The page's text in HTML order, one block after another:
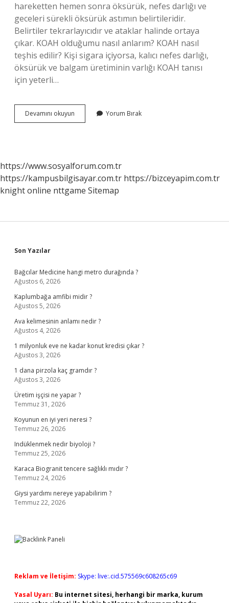
hareketten hemen sonra öksürük, nefes darlığı ve
geceleri sürekli öksürük astımın belirtileridir.
Belirtiler tekrarlayıcıdır ve ataklar halinde ortaya
çıkar. KOAH olduğumu nasıl anlarım? KOAH nasıl
teşhis edilir? Kişi sigara içiyorsa, kalıcı nefes darlığı,
öksürük ve balgam üretiminin varlığı KOAH tanısı
için yeterli…
Devamını okuyun
Ve
Yorum Bırak
https://www.sosyalforum.com.tr
https://kampusbilgisayar.com.tr https://bizceyapim.com.tr
knight online nttgame Sitemap
Sidebar
Son Yazılar
Bağcılar Medicine hangi metro durağında ?
Ağustos 6, 2026
Kaplumbağa amfibi midir ?
Ağustos 5, 2026
Ava kelimesinin anlamı nedir ?
Ağustos 4, 2026
1 milyonluk eve ne kadar konut kredisi çıkar ?
Ağustos 3, 2026
1 dana pirzola kaç gramdır ?
Ağustos 3, 2026
Üretim işçisi ne yapar ?
Temmuz 31, 2026
Koyunun en iyi yeri neresi ?
Temmuz 26, 2026
Indüklenmek nedir biyoloji ?
Temmuz 25, 2026
Karaca Biogranit tencere sağlıklı mıdır ?
Temmuz 24, 2026
Giysi yardımı nereye yapabilirim ?
Temmuz 22, 2026
Reklam ve İletişim: Skype: live:.cid.575569c608265c69
Yasal Uyarı: Bu internet sitesi, herhangi bir marka, kurum